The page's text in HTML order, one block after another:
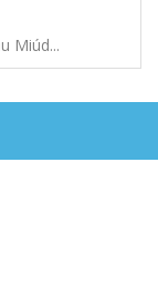
Miúd...